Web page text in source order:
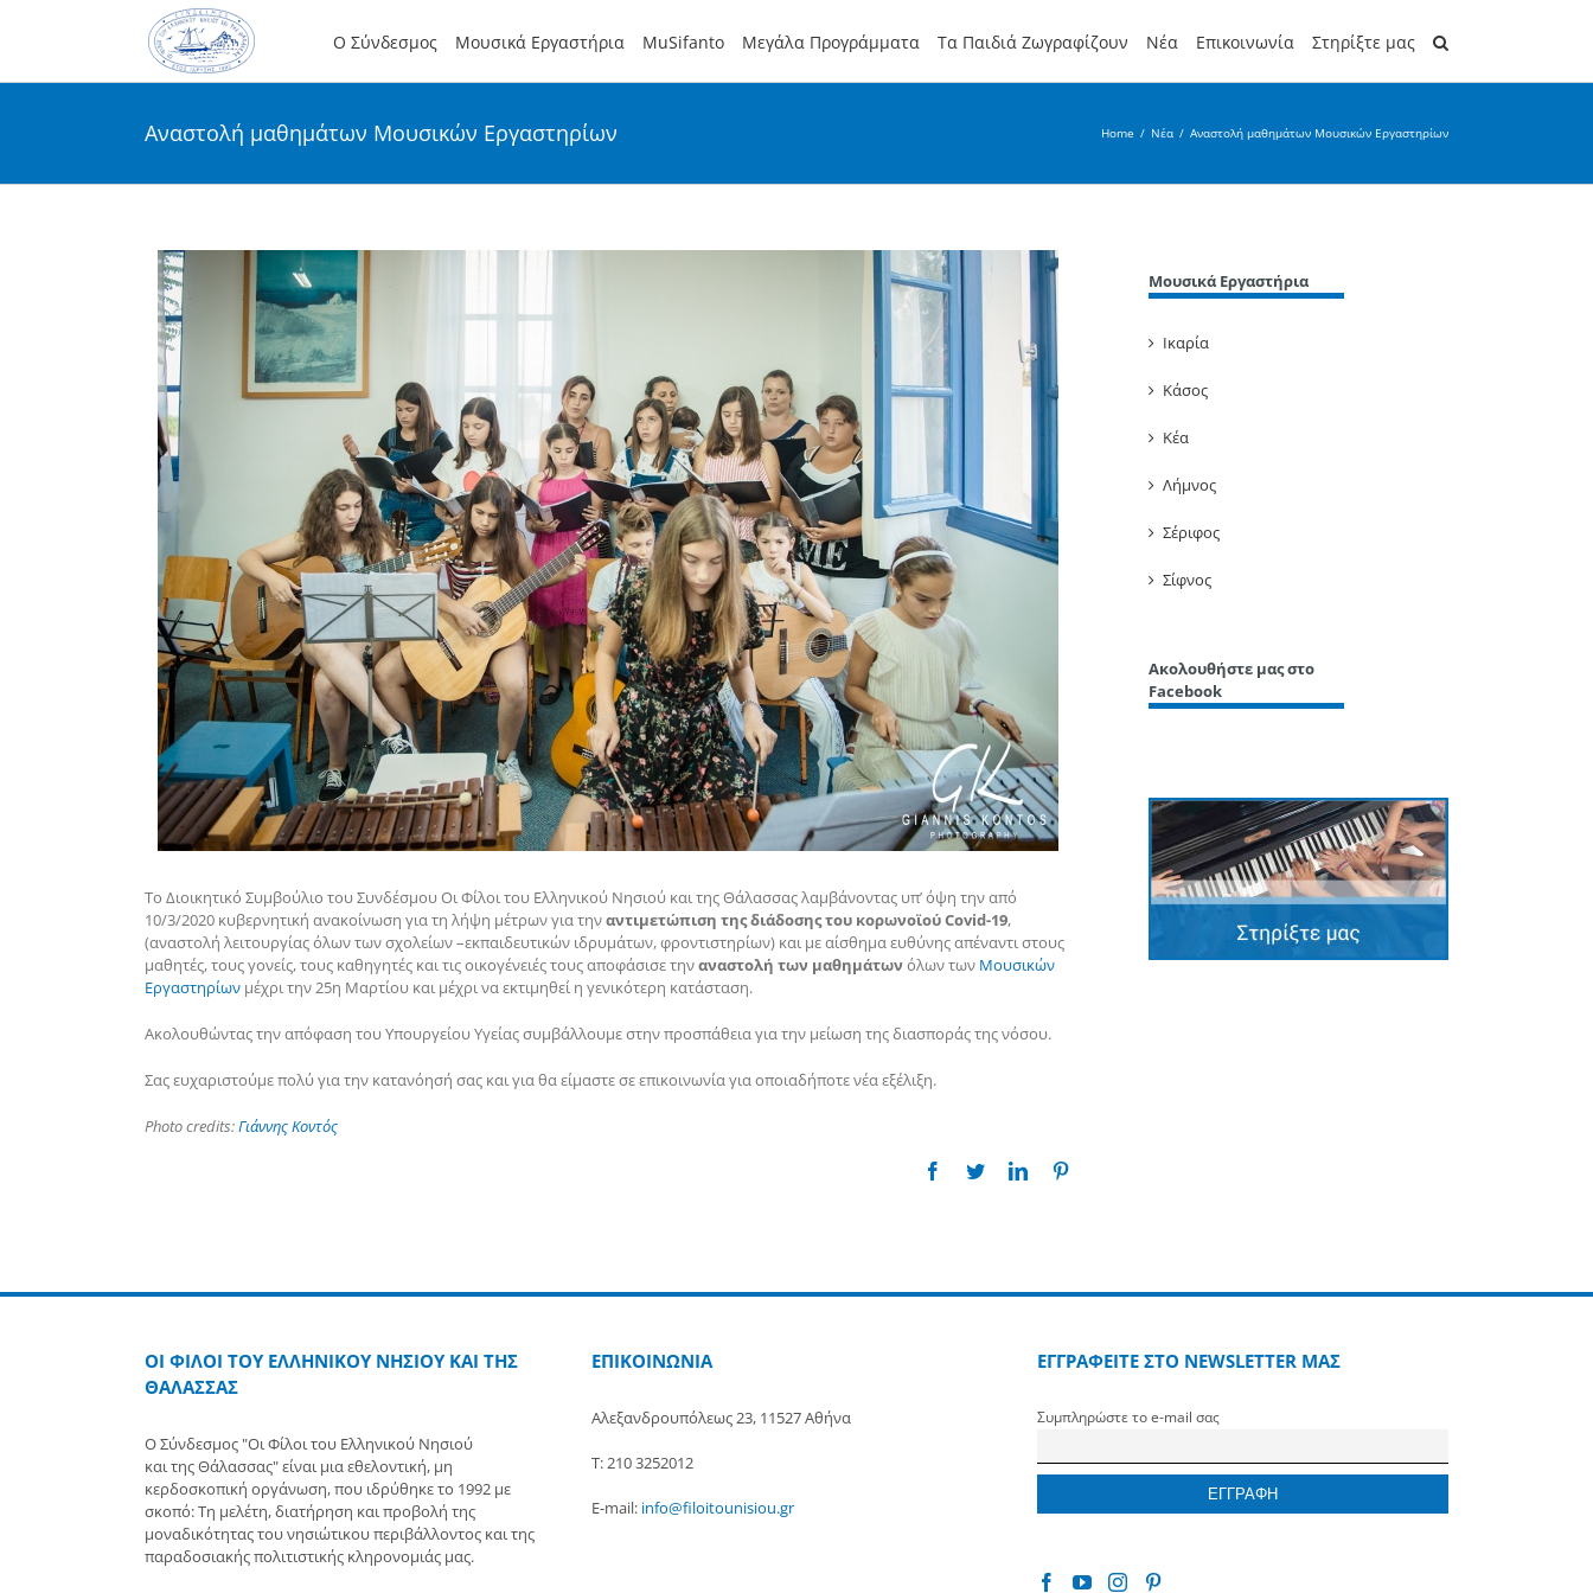
Ο Σύνδεσμος Μουσικά Εργαστήρια MuSifanto Μεγάλα Προγράμματα Τα Παιδιά Ζωγραφίζουν Νέα Επικοινωνία Στηρίξτε μας
Αναστολή μαθημάτων Μουσικών Εργαστηρίων Home / Νέα / Αναστολή μαθημάτων Μουσικών Εργαστηρίων
View
Larger
Image
Το Διοικητικό Συμβούλιο του Συνδέσμου Οι Φίλοι του Ελληνικού Νησιού και της Θάλασσας λαμβάνοντας υπ’ όψη την από
10/3/2020 κυβερνητική ανακοίνωση για τη λήψη μέτρων για τηναντιμετώπιση της διάδοσης του κορωνοϊού Covid-19,
(αναστολή λειτουργίας όλων των σχολείων –εκπαιδευτικών ιδρυμάτων, φροντιστηρίων) και με αίσθημα ευθύνης απέναντι στους
μαθητές, τους γονείς, τους καθηγητές και τις οικογένειές τους αποφάσισε τηναναστολή των μαθημάτωνόλων των Μουσικών
Εργαστηρίων μέχρι την 25η Μαρτίου και μέχρι να εκτιμηθεί η γενικότερη κατάσταση.
Ακολουθώντας την απόφαση του Υπουργείου Υγείας συμβάλλουμε στην προσπάθεια για την μείωση της διασποράς της νόσου.
Σας ευχαριστούμε πολύ για την κατανόησή σας και για θα είμαστε σε επικοινωνία για οποιαδήποτε νέα εξέλιξη.
Photo credits:Γιάννης Κοντός
Facebook
TwitterLinkedin
Μουσικά Εργαστήρια
Ικαρία
Κάσος
Κέα
Λήμνος
Σέριφος
Σίφνος
Ακολουθήστε μας στο
Facebook
ΟΙ ΦΙΛΟΙ ΤΟΥ ΕΛΛΗΝΙΚΟΥ ΝΗΣΙΟΥ ΚΑΙ ΤΗΣ
ΘΑΛΑΣΣΑΣ
Ο Σύνδεσμος "Οι Φίλοι του Ελληνικού Νησιού
και της Θάλασσας" είναι μια εθελοντική, μη
κερδοσκοπική οργάνωση, που ιδρύθηκε το 1992 με
σκοπό: Τη μελέτη, διατήρηση και προβολή της
μοναδικότητας του νησιώτικου περιβάλλοντος και της
παραδοσιακής πολιτιστικής κληρονομιάς μας.
ΕΠΙΚΟΙΝΩΝΙΑ
Αλεξανδρουπόλεως 23, 11527 Αθήνα
Τ: 210 3252012
E-mail: info@filoitounisiou.gr
ΕΓΓΡΑΦΕΙΤΕ ΣΤΟ NEWSLETTER ΜΑΣ
Συμπληρώστε το e-mail σας